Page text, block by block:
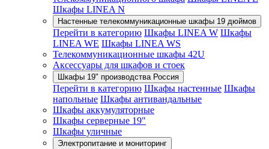
Шкафы LINEA N
Настенные телекоммуникационные шкафы 19 дюймов
Перейти в категорию Шкафы LINEA W Шкафы
LINEA WE Шкафы LINEA WS
Телекоммуникационные шкафы 42U
Аксессуары для шкафов и стоек
Шкафы 19" производства Россия
Перейти в категорию Шкафы настенные Шкафы
напольные Шкафы антивандальные
Шкафы аккумуляторные
Шкафы серверные 19"
Шкафы уличные
Электропитание и мониторинг